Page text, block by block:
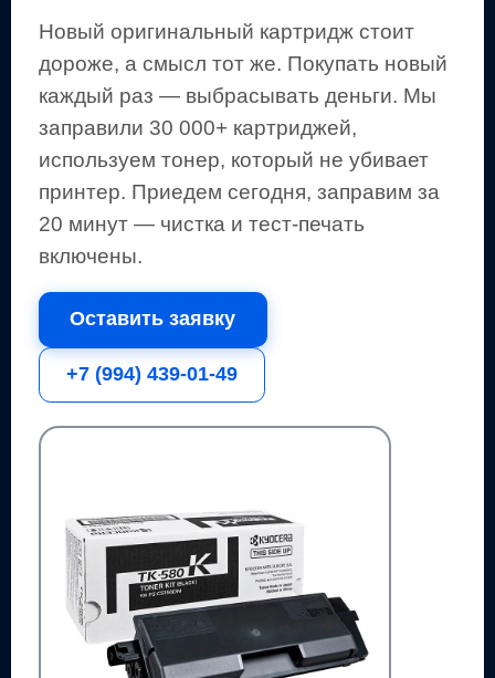
Новый оригинальный картридж стоит
дороже, а смысл тот же. Покупать новый
каждый раз — выбрасывать деньги. Мы
заправили 30 000+ картриджей,
используем тонер, который не убивает
принтер. Приедем сегодня, заправим за
20 минут — чистка и тест-печать
включены.
Оставить заявку
+7 (994) 439-01-49